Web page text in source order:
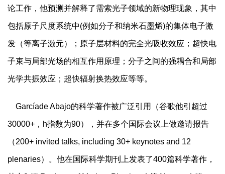
论工作，他预测并解释了需索光子领域的新物理现象，其中
包括原子尺度系统中(例如分子和纳米石墨烯)的集体电子激
发（等离子激元）；原子层材料的完全光吸收效应；超快电
子束与局部光场的相互作用原理；分子之间的强耦合和局部
光学共振效应；超快辐射换热效应等等。
Garcíade Abajo的科学著作被广泛引用（谷歌他引超过
30000+ ， h指数为90），并在多个国际会议上做邀请报告
（200+ invited talks, including 30+ keynotes and 12
plenaries）。他在国际科学期刊上发表了400篇科学著作，